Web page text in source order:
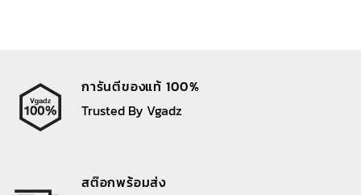
การันตีของแท้ 100%
Trusted By Vgadz
สต๊อกพร้อมส่ง